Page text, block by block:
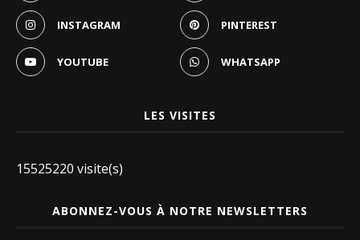
INSTAGRAM PINTEREST
YOUTUBE WHATSAPP
LES VISITES
15525220 visite(s)
ABONNEZ-VOUS À NOTRE NEWSLETTERS